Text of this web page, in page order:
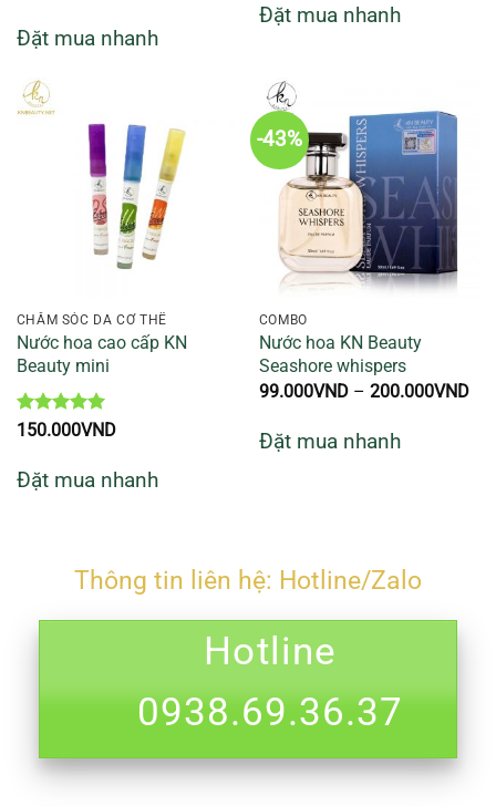
300.000VND.
Đặt mua nhanh
Đặt mua nhanh
CHĂM SÓC DA CƠ THỂ
Nước hoa cao cấp KN
Beauty mini
Được xếp
150.000VND
Đặt mua nhanh
-43%
COMBO
Nước hoa KN Beauty
Seashore whispers
99.000VND – 200.000VND
Đặt mua nhanh
Thông tin liên hệ: Hotline/Zalo
Hotline
0938.69.36.37